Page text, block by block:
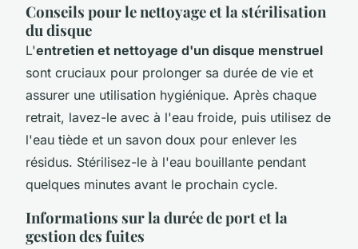
Conseils pour le nettoyage et la stérilisation
du disque
L'entretien et nettoyage d'un disque menstruel
sont cruciaux pour prolonger sa durée de vie et
assurer une utilisation hygiénique. Après chaque
retrait, lavez-le avec à l'eau froide, puis utilisez de
l'eau tiède et un savon doux pour enlever les
résidus. Stérilisez-le à l'eau bouillante pendant
quelques minutes avant le prochain cycle.
Informations sur la durée de port et la
gestion des fuites